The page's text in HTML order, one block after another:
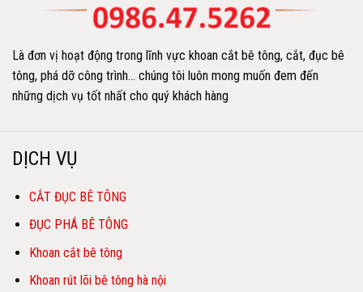
Là đơn vị hoạt động trong lĩnh vực khoan cắt bê tông, cắt, đục bê
tông, phá dỡ công trình… chúng tôi luôn mong muốn đem đến
những dịch vụ tốt nhất cho quý khách hàng
DỊCH VỤ
CẮT ĐỤC BÊ TÔNG
ĐỤC PHÁ BÊ TÔNG
Khoan cắt bê tông
Khoan rút lõi bê tông hà nội